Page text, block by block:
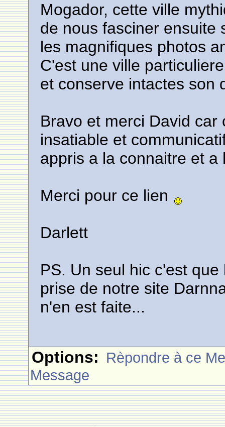
Mogador, cette ville
de nous fasciner ensuite
les magnifiques photos
C'est une ville
et conserve intactes son
Bravo et merci David
insatiable et
appris a la connaitre et a
Merci pour ce lien
Darlett
PS. Un seul hic c'est
prise de notre site
n'en est faite...
Options: Rèpondre à ce
Message